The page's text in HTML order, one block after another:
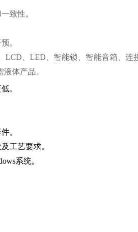
致性。
。
、LED、智能锁、智能音箱、连
体产品。
。
。
工艺要求。
系统。